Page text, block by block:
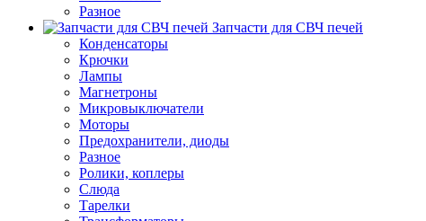
Разное
Запчасти для СВЧ печей
Конденсаторы
Крючки
Лампы
Магнетроны
Микровыключатели
Моторы
Предохранители, диоды
Разное
Ролики, коплеры
Слюда
Тарелки